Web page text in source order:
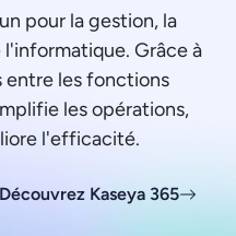
pour la gestion, la
Grâce à
entre les fonctions
les opérations,
l'efficacité.
Découvrez Kaseya 365